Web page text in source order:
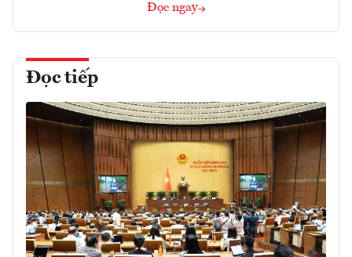
Đọc ngay
Đọc tiếp